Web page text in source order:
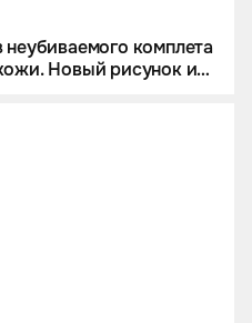
комплета
Новый рисунок и